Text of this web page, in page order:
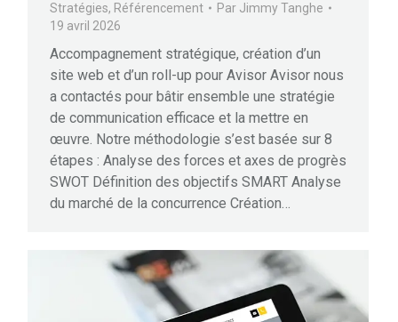
Stratégies, Référencement Par Jimmy Tanghe
19 avril 2026
Accompagnement stratégique, création d’un
site web et d’un roll-up pour Avisor Avisor nous
a contactés pour bâtir ensemble une stratégie
de communication efficace et la mettre en
œuvre. Notre méthodologie s’est basée sur 8
étapes : Analyse des forces et axes de progrès
SWOT Définition des objectifs SMART Analyse
du marché de la concurrence Création…